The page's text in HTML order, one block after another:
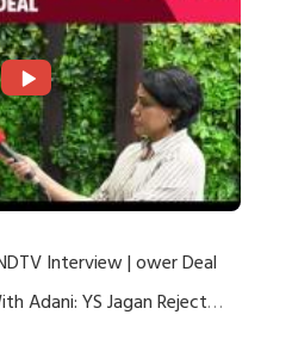
Interview | ower Deal
Adani: YS Jagan Rejects